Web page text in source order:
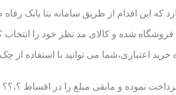
که این اقدام از طریق سامانه بتا بانک
فروشگاه شده و کالای مد نظر خود را انتخاب
می توانید با استفاده از چک